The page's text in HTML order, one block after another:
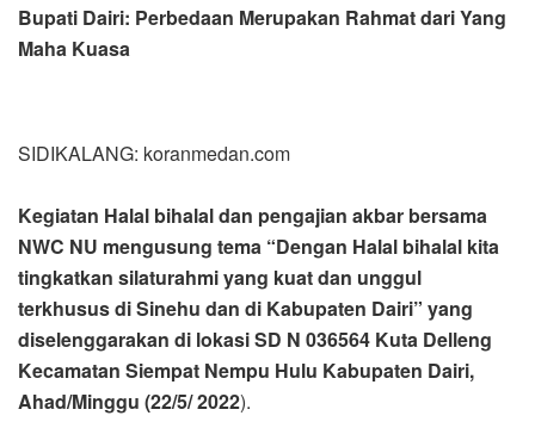
Bupati Dairi: Perbedaan Merupakan Rahmat dari Yang
Maha Kuasa
SIDIKALANG: koranmedan.com
Kegiatan Halal bihalal dan pengajian akbar bersama
NWC NU mengusung tema “Dengan Halal bihalal kita
tingkatkan silaturahmi yang kuat dan unggul
terkhusus di Sinehu dan di Kabupaten Dairi” yang
diselenggarakan di lokasi SD N 036564 Kuta Delleng
Kecamatan Siempat Nempu Hulu Kabupaten Dairi,
Ahad/Minggu (22/5/ 2022).